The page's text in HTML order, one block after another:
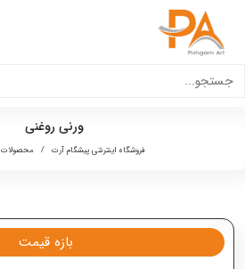
برای:
دکمه جستجو
ورنی روغنی
فروشگاه اینترنتی پیشگام آرت / محصولات
بازه قیمت